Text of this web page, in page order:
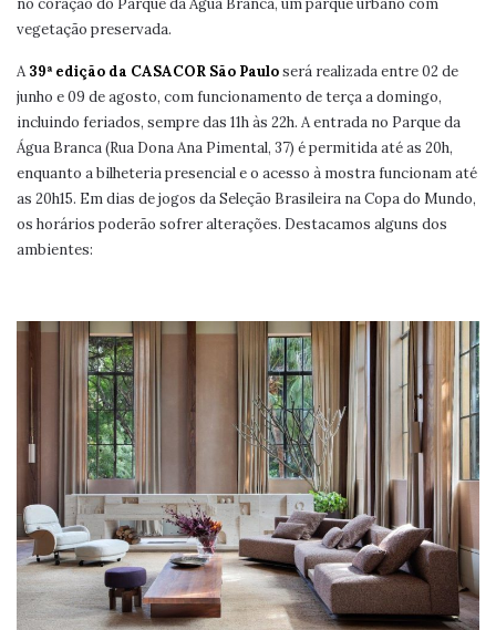
no coração do Parque da Água Branca, um parque urbano com
vegetação preservada.
A39ª edição da CASACOR São Pauloserá realizada entre 02 de
junho e 09 de agosto, com funcionamento de terça a domingo,
incluindo feriados, sempre das 11h às 22h. A entrada no Parque da
Água Branca (Rua Dona Ana Pimental, 37) é permitida até as 20h,
enquanto a bilheteria presencial e o acesso à mostra funcionam até
as 20h15. Em dias de jogos da Seleção Brasileira na Copa do Mundo,
os horários poderão sofrer alterações. Destacamos alguns dos
ambientes: